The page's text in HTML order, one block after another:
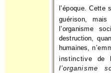
l’époque. Cette
guérison,
l’organisme
destruction,
humaines,
instinctive de
l’organisme